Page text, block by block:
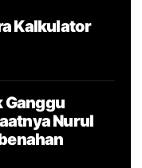
Kalkulator
Ganggu
Nurul